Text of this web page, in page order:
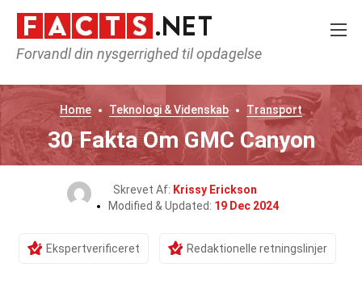
Forvandl din nysgerrighed til opdagelse
Home Teknologi & Videnskab Transport
30 Fakta Om GMC Canyon
Skrevet Af: Krissy Erickson
Modified & Updated: 19 Dec 2024
Ekspertverificeret Redaktionelle retningslinjer